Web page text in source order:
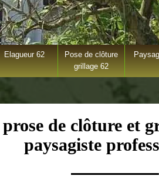
Elagueur 62
Pose de clôture
grillage 62
de clôture et
paysagiste